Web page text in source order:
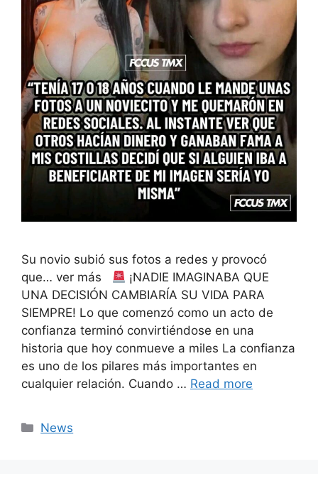
Su novio subió sus fotos a redes y provocó
que… ver más
¡NADIE IMAGINABA QUE
UNA DECISIÓN CAMBIARÍA SU VIDA PARA
SIEMPRE! Lo que comenzó como un acto de
confianza terminó convirtiéndose en una
historia que hoy conmueve a miles La confianza
es uno de los pilares más importantes en
cualquier relación. Cuando … Read more
Categories
News